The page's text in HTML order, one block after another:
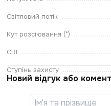
Світловий потік
Кут розсіювання (°)
CRI
Ступінь захисту
Новий відгук або